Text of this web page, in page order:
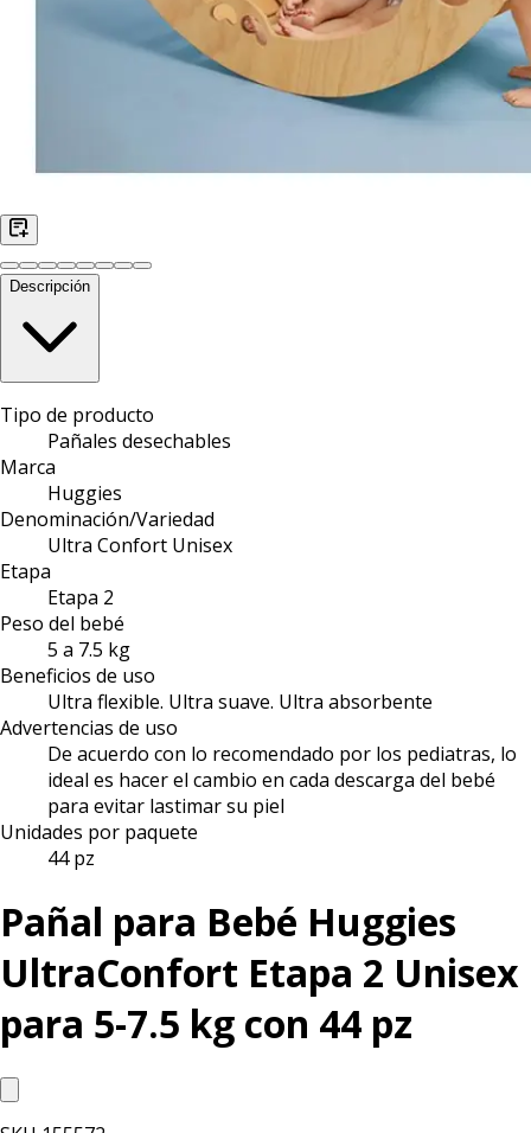
Descripción
Tipo de producto
Pañales desechables
Marca
Huggies
Denominación/Variedad
Ultra Confort Unisex
Etapa
Etapa 2
Peso del bebé
5 a 7.5 kg
Beneficios de uso
Ultra flexible. Ultra suave. Ultra absorbente
Advertencias de uso
De acuerdo con lo recomendado por los pediatras, lo
ideal es hacer el cambio en cada descarga del bebé
para evitar lastimar su piel
Unidades por paquete
44 pz
Pañal para Bebé Huggies
UltraConfort Etapa 2 Unisex
para 5-7.5 kg con 44 pz